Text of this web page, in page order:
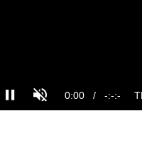
Xem Trực tiếp